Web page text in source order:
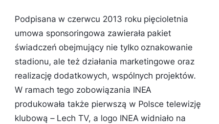
Podpisana w czerwcu 2013 roku pięcioletnia
umowa sponsoringowa zawierała pakiet
świadczeń obejmujący nie tylko oznakowanie
stadionu, ale też działania marketingowe oraz
realizację dodatkowych, wspólnych projektów.
W ramach tego zobowiązania INEA
produkowała także pierwszą w Polsce telewizję
klubową – Lech TV, a logo INEA widniało na